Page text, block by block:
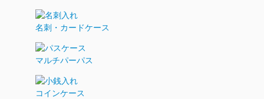
名刺・カードケース
マルチパーパス
コインケース